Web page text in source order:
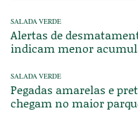
SALADA VERDE
Alertas de
indicam menor
SALADA VERDE
Pegadas amarelas e
chegam no maior